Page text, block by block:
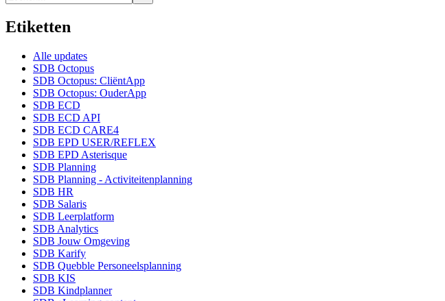
Etiketten
Alle updates
SDB Octopus
SDB Octopus: CliëntApp
SDB Octopus: OuderApp
SDB ECD
SDB ECD API
SDB ECD CARE4
SDB EPD USER/REFLEX
SDB EPD Asterisque
SDB Planning
SDB Planning - Activiteitenplanning
SDB HR
SDB Salaris
SDB Leerplatform
SDB Analytics
SDB Jouw Omgeving
SDB Karify
SDB Quebble Personeelsplanning
SDB KIS
SDB Kindplanner